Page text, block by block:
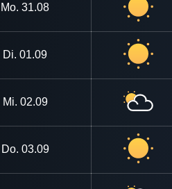
Mo. 31.08
Di. 01.09
Mi. 02.09
Do. 03.09